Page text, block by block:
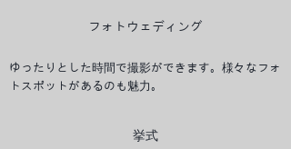
フォトウェディング
ゆったりとした時間で撮影ができます。様々なフォ
トスポットがあるのも魅力。
挙式